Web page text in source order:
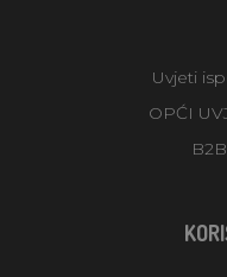
Uvjeti
OPĆI